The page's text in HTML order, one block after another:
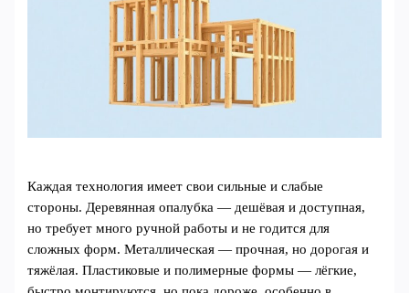
Каждая технология имеет свои сильные и слабые
стороны. Деревянная опалубка — дешёвая и доступная,
но требует много ручной работы и не годится для
сложных форм. Металлическая — прочная, но дорогая и
тяжёлая. Пластиковые и полимерные формы — лёгкие,